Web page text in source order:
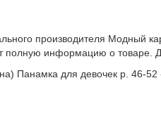
производителя Модный
полную информацию о товаре.
Панамка для девочек р. 46-